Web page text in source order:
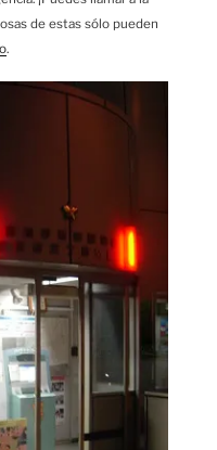
de estas sólo pueden
.